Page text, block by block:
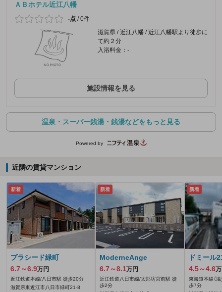
ＡＢホテル近江八幡
-点 /0件
滋賀県 / 近江八幡 / 近江八幡駅より徒歩に
て約２分
入浴料金：-
施設情報を見る
温泉・スーパー銭湯・銭湯などをもっと見る
Powered by
近隣の賃貸マンション
新着
プラシード緑町
6.7～6.9万円
近江鉄道本線/八日市駅 徒歩20分
滋賀県東近江市八日市緑町21-8
新着
ModerneAnge
6.7～8.1万円
近江鉄道八日市線/太郎坊宮前駅 徒
歩2分
新着
ドミール
4.5～4.6
東海道本線（
歩7分